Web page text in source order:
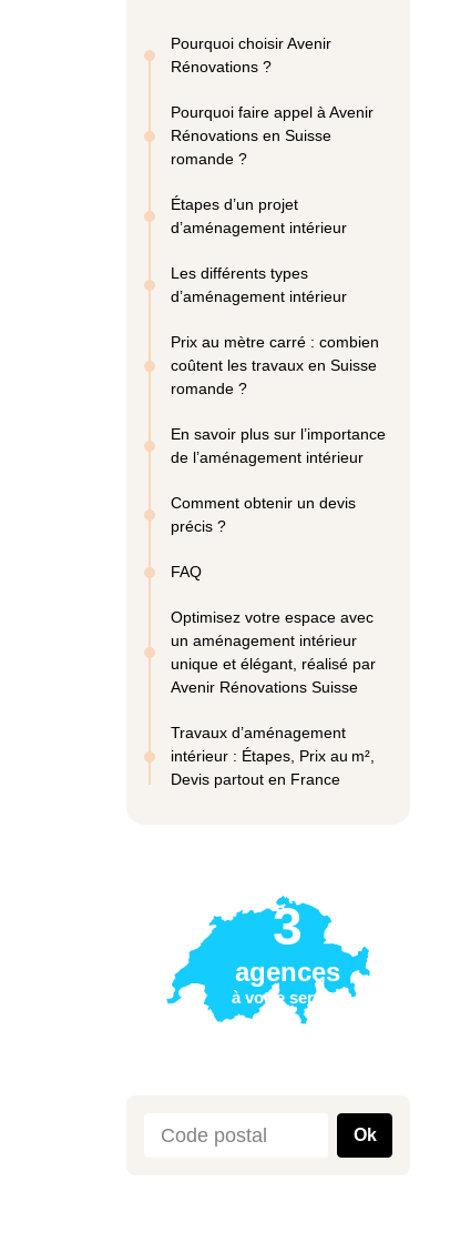
Pourquoi choisir Avenir
Rénovations ?
Pourquoi faire appel à Avenir
Rénovations en Suisse
romande ?
Étapes d’un projet
d’aménagement intérieur
Les différents types
d’aménagement intérieur
Prix au mètre carré : combien
coûtent les travaux en Suisse
romande ?
En savoir plus sur l’importance
de l’aménagement intérieur
Comment obtenir un devis
précis ?
FAQ
Optimisez votre espace avec
un aménagement intérieur
unique et élégant, réalisé par
Avenir Rénovations Suisse
Travaux d’aménagement
intérieur : Étapes, Prix au m²,
Devis partout en France
3
agences
à votre service
Ok